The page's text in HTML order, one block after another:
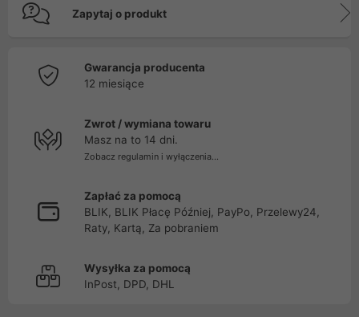
Zapytaj o produkt
Gwarancja producenta
12 miesiące
Zwrot / wymiana towaru
Masz na to 14 dni.
Zobacz regulamin i wyłączenia...
Zapłać za pomocą
BLIK, BLIK Płacę Później, PayPo, Przelewy24,
Raty, Kartą, Za pobraniem
Wysyłka za pomocą
InPost, DPD, DHL